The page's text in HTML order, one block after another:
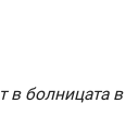
в болницата в